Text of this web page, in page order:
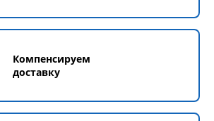
Компенсируем
доставку